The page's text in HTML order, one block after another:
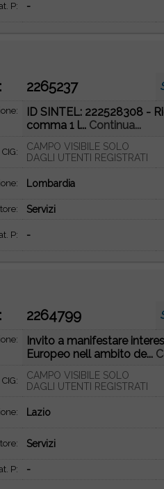
P: -
2265237
ID SINTEL: 222528308 -
comma 1 l... Continua...
CIG:
CAMPO VISIBILE SOLO
DAGLI UTENTI REGISTRATI
Lombardia
Servizi
P: -
2264799
Invito a manifestare
Europeo nell ambito de...
CIG:
CAMPO VISIBILE SOLO
DAGLI UTENTI REGISTRATI
Lazio
Servizi
P: -